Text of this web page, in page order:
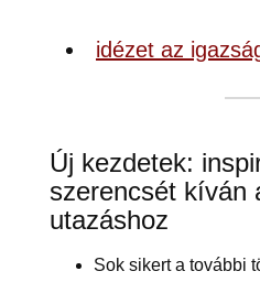
idézet az
Új kezdetek:
szerencsét kíván
utazáshoz
Sok sikert a további